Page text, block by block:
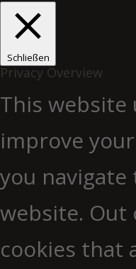
Schließen
Privacy Overview
This website
improve
you
website. Out
cookies that